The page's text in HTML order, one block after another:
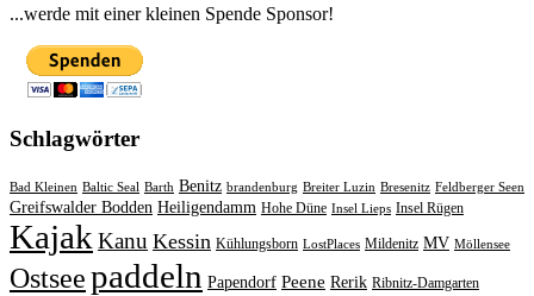
...werde mit einer kleinen Spende Sponsor!
Schlagwörter
Bad Kleinen Baltic Seal Barth Benitz brandenburg Breiter Luzin Bresenitz Feldberger Seen
Greifswalder Bodden Heiligendamm Hohe Düne Insel Lieps Insel Rügen
Kajak Kanu Kessin Kühlungsborn LostPlaces Mildenitz MV Möllensee
Ostseepaddeln Papendorf Peene Rerik Ribnitz-Damgarten